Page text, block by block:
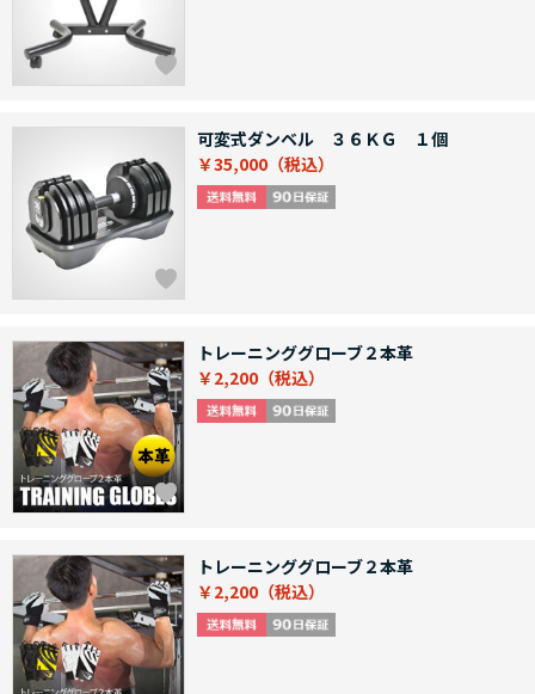
可変式ダンベル ３６ＫＧ １個
￥35,000
トレーニンググローブ２本革
￥2,200
トレーニンググローブ２本革
￥2,200